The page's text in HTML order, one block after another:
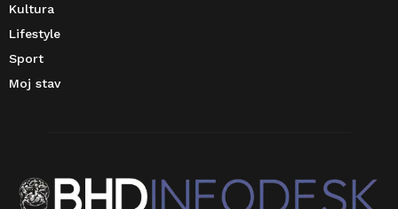
Kultura
Lifestyle
Sport
Moj stav